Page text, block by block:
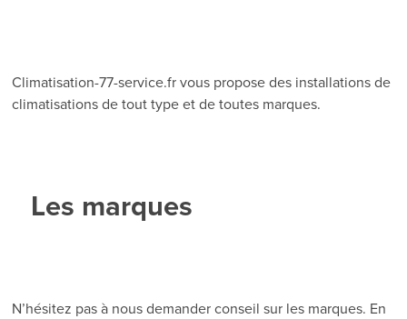
Climatisation-77-service.fr vous propose des installations de
climatisations de tout type et de toutes marques.
Les marques
N’hésitez pas à nous demander conseil sur les marques. En